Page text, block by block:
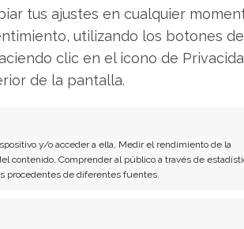
tus ajustes en cualquier
utilizando los botones
clic en el icono de
de la pantalla.
y/o acceder a ella, Medir el rendimiento de la
contenido, Comprender al público a través de
procedentes de diferentes fuentes.
aquí te mostraremos todo
acompaña prácticamente
la tarea de mantener
surgir.
el exterior, a través de